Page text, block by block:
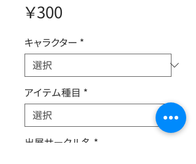
￥300価
キャラクター *
アイテム種目 *
出展サークル名 *